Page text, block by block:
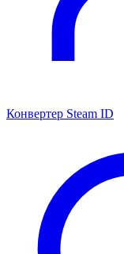
Конвертер Steam ID